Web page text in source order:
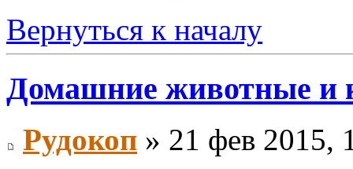
Вернуться к началу
Домашние животные и
Рудокоп » 21 фев 2015,